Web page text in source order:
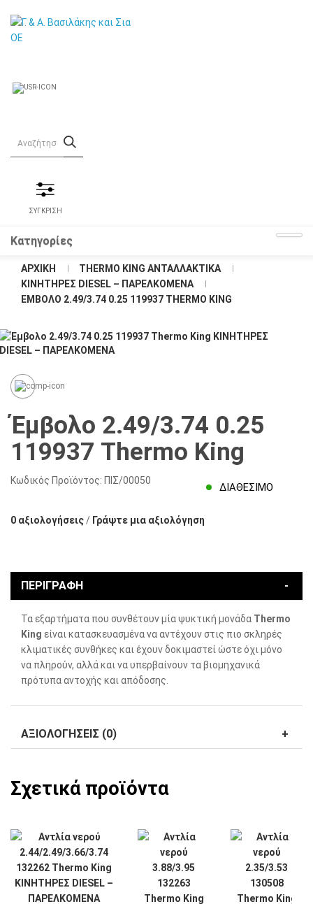
ΣΥΓΚΡΙΣΗ
Κατηγορίες
ΑΡΧΙΚΉ
THERMO KING ΑΝΤΑΛΛΑΚΤΙΚΑ
KΙΝΗΤΗΡΕΣ DIESEL – ΠΑΡΕΛΚΟΜΕΝΑ
ΈΜΒΟΛΟ 2.49/3.74 0.25 119937 THERMO KING
Έμβολο 2.49/3.74 0.25
119937 Thermo King
Κωδικός Προϊόντος: ΠΙΣ/00050
ΔΙΑΘΈΣΙΜΟ
0 αξιολογήσεις/ Γράψτε μια αξιολόγηση
ΠΕΡΙΓΡΑΦΉ
Τα εξαρτήματα που συνθέτουν μία ψυκτική μονάδα Thermo
King είναι κατασκευασμένα να αντέχουν στις πιο σκληρές
κλιματικές συνθήκες και έχουν δοκιμαστεί ώστε όχι μόνο
να πληρούν, αλλά και να υπερβαίνουν τα βιομηχανικά
πρότυπα αντοχής και απόδοσης.
ΑΞΙΟΛΟΓΉΣΕΙΣ (0)
Σχετικά προϊόντα